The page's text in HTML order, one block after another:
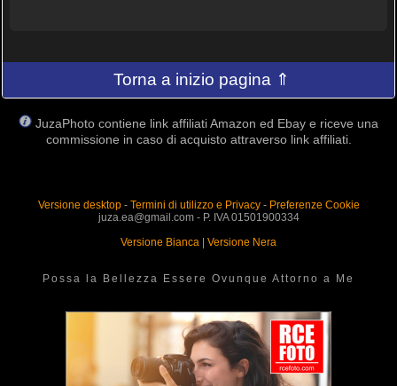
Torna a inizio pagina ⇑
JuzaPhoto contiene link affiliati Amazon ed Ebay e riceve una
commissione in caso di acquisto attraverso link affiliati.
Versione desktop- Termini di utilizzo e Privacy- Preferenze Cookie
juza.ea@gmail.com - P. IVA 01501900334
Versione Bianca
Versione Nera
Possa la Bellezza Essere Ovunque Attorno a Me